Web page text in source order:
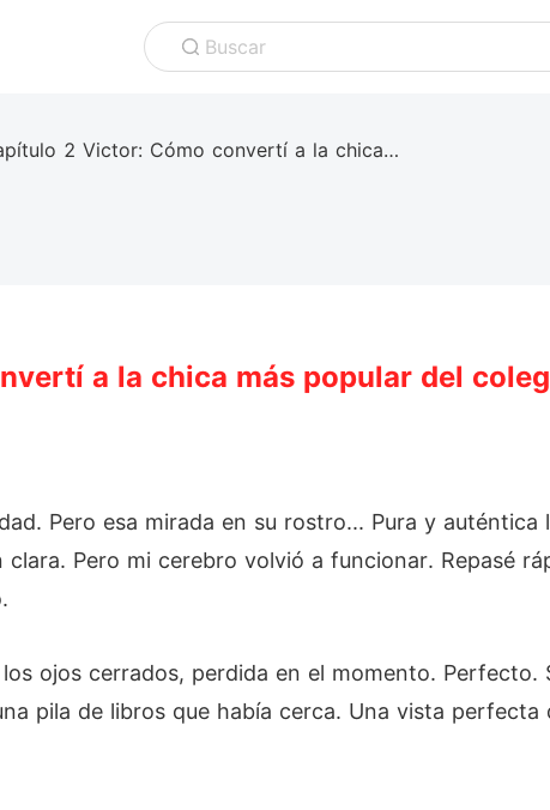
Buscar
Capítulo 2 Victor: Cómo convertí a la chica más popular del colegio en ¢um 2
a la chica más popular del
Pero esa mirada en su rostro... Pura y auténtica
Pero mi cerebro volvió a funcionar. Repasé
ojos cerrados, perdida en el momento. Perfecto.
pila de libros que había cerca. Una vista